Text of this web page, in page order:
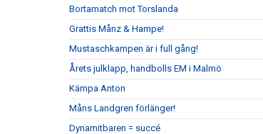
Bortamatch mot Torslanda
Grattis Månz & Hampe!
Mustaschkampen är i full gång!
Årets julklapp, handbolls EM i Malmö
Kämpa Anton
Måns Landgren förlänger!
Dynamitbaren = succé